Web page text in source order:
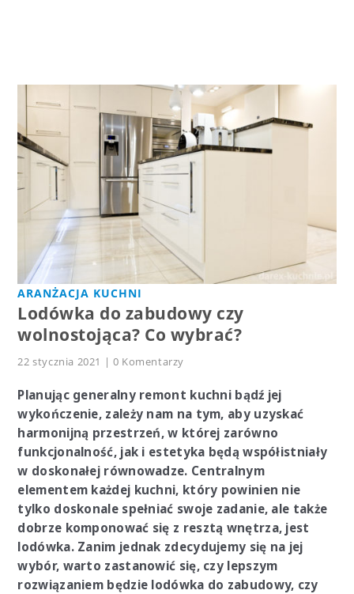
ARANŻACJA KUCHNI
Lodówka do zabudowy czy
wolnostojąca? Co wybrać?
22 stycznia 2021 | 0 Komentarzy
Planując generalny remont kuchni bądź jej
wykończenie, zależy nam na tym, aby uzyskać
harmonijną przestrzeń, w której zarówno
funkcjonalność, jak i estetyka będą współistniały
w doskonałej równowadze. Centralnym
elementem każdej kuchni, który powinien nie
tylko doskonale spełniać swoje zadanie, ale także
dobrze komponować się z resztą wnętrza, jest
lodówka. Zanim jednak zdecydujemy się na jej
wybór, warto zastanowić się, czy lepszym
rozwiązaniem będzie lodówka do zabudowy, czy